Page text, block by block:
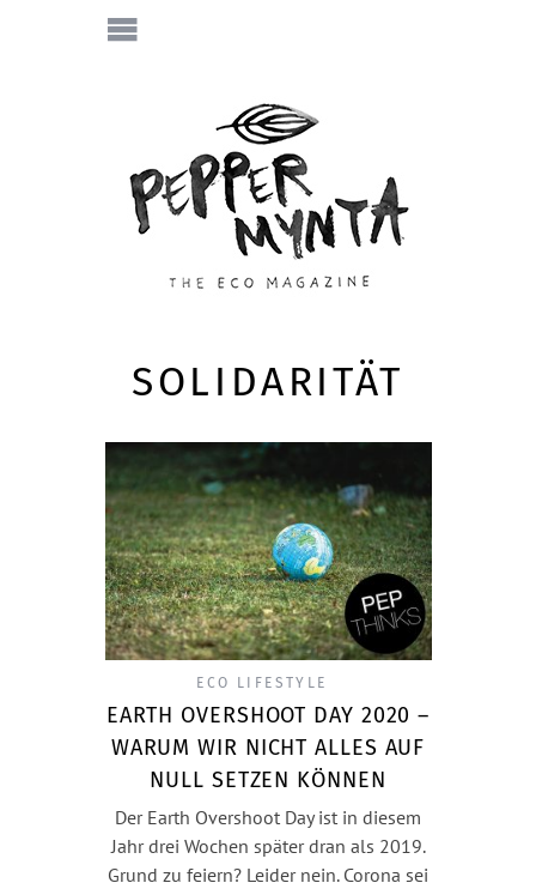
SOLIDARITÄT
ECO LIFESTYLE
EARTH OVERSHOOT DAY 2020 –
WARUM WIR NICHT ALLES AUF
NULL SETZEN KÖNNEN
Der Earth Overshoot Day ist in diesem
Jahr drei Wochen später dran als 2019.
Grund zu feiern? Leider nein. Corona sei